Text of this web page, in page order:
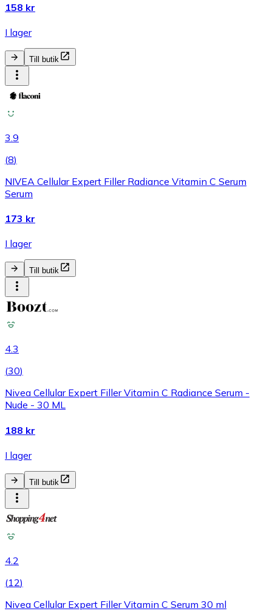
158 kr
I lager
Till butik
3.9
(8)
NIVEA Cellular Expert Filler Radiance Vitamin C Serum
Serum
173 kr
I lager
Till butik
4.3
(30)
Nivea Cellular Expert Filler Vitamin C Radiance Serum -
Nude - 30 ML
188 kr
I lager
Till butik
4.2
(12)
Nivea Cellular Expert Filler Vitamin C Serum 30 ml